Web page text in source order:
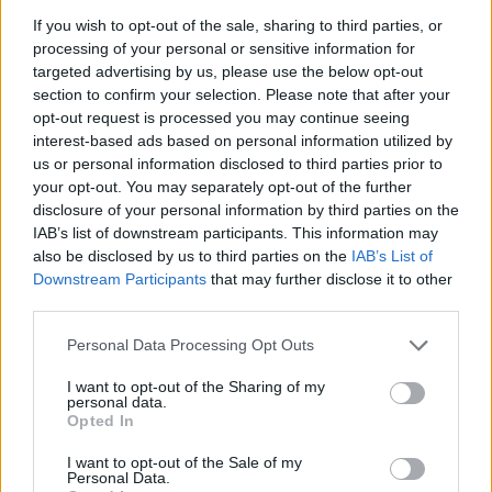
If you wish to opt-out of the sale, sharing to third parties, or
processing of your personal or sensitive information for
targeted advertising by us, please use the below opt-out
section to confirm your selection. Please note that after your
opt-out request is processed you may continue seeing
interest-based ads based on personal information utilized by
us or personal information disclosed to third parties prior to
your opt-out. You may separately opt-out of the further
disclosure of your personal information by third parties on the
IAB’s list of downstream participants. This information may
also be disclosed by us to third parties on the IAB’s List of
Downstream Participants that may further disclose it to other
Personal Data Processing Opt Outs
I want to opt-out of the Sharing of my
personal data.
Opted In
I want to opt-out of the Sale of my
Personal Data.
NoSpam
Foren-Herzog
Positiv:
- Schutzzonen an den Mapeingängen wurden wieder
eingerichtet
- Prem-Uniques droppen jetzt entsprechend dem gespielten
Schwierigkeitsgrad
- Nervige Kinza Aufgabe konnte jetzt im ersten Run erledigt
werden
- Edelsteine droppen jetzt entsprechend dem gespielten
Schwierigkeitsgrad in höher werdenden Qualitäten
getan.
Aber.....
Unbedingt schnell ändern/verbessern:
- Erhöhung der Wissensdrops und das nicht nur bei Bossen
Mal: Wie viele Altspieler werden unter den aktuellen